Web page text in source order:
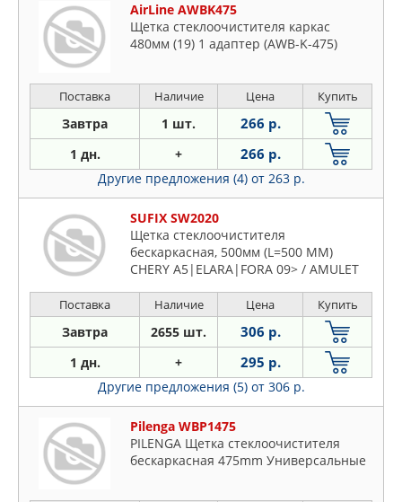
AirLine AWBK475
Щетка стеклоочистителя каркас
480мм (19) 1 адаптер (AWB-K-475)
Поставка Наличие Цена Купить
Завтра 1 шт. 266 р.
1 дн. + 266 р.
Другие предложения (4) от 263 р.
SUFIX SW2020
Щетка стеклоочистителя
бескаркасная, 500мм (L=500 ММ)
CHERY A5|ELARA|FORA 09> / AMULET
Поставка Наличие Цена Купить
Завтра 2655 шт. 306 р.
1 дн. + 295 р.
Другие предложения (5) от 306 р.
Pilenga WBP1475
PILENGA Щетка стеклоочистителя
бескаркасная 475mm Универсальные